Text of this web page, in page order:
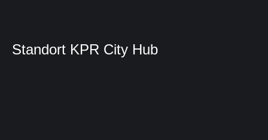
Standort KPR City Hub